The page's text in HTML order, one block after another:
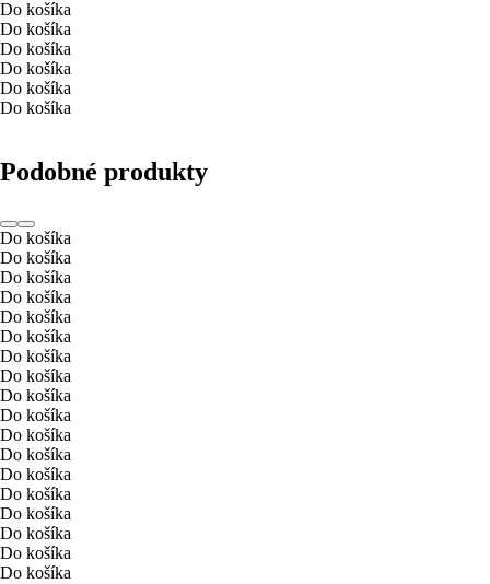
Do košíka
Do košíka
Do košíka
Do košíka
Do košíka
Do košíka
Podobné produkty
Do košíka
Do košíka
Do košíka
Do košíka
Do košíka
Do košíka
Do košíka
Do košíka
Do košíka
Do košíka
Do košíka
Do košíka
Do košíka
Do košíka
Do košíka
Do košíka
Do košíka
Do košíka